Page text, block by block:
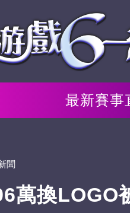
最新賽事
聞
萬換LOGO